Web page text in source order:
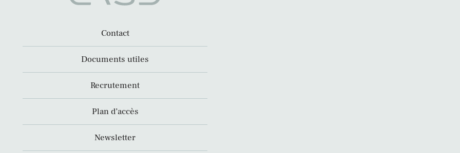
Contact
Documents utiles
Recrutement
Plan d’accès
Newsletter